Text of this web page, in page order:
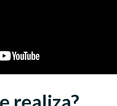
realiza?